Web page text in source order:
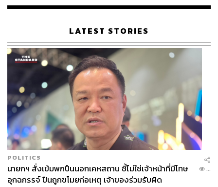
เหมือนเดิมแต่ไม่เหมือนเดิมตรงไม่สั่งเส้นใหญ่ กินเป็นบะหมี่
แทนเพราะต้องกินกับเกี๊ยว” บะหมี่ในเวอร์ชันของเชฟยังคง
เป็นแบบแห้งเพื่อลิ้มรสเครื่องแบบเต็มๆ
ทางเฮียบ้วยเจ้าของร้านเองก็ยังเล่าว่าบะหมี่แห้งเป็นเมนูที่
ขายดีที่สุด “เดี๋ยวคอยดูเฟอร์นิเจอร์นะ” เฮียบ้วยใช้คำว่า
‘เฟอร์นิเจอร์’ แทนเครื่องต่างๆ ที่อัดแน่นมาบนบะหมี่
อ่านบทความฉบับเต็มต่อได้ที่: https://thestandard.co/life/4-h
ours-life-with-chef-ton/
เรือนไทยที่ถูกซุกไว้
LATEST STORIES
POLITICS
นายกฯ สั่งเข้มพกปืนนอกเคหสถาน ชี้ไม่ใช่เจ้าหน้าที่มีโทษ
อุกฉกรรจ์ ปืนถูกขโมยก่อเหตุ เจ้าของร่วมรับผิด
...